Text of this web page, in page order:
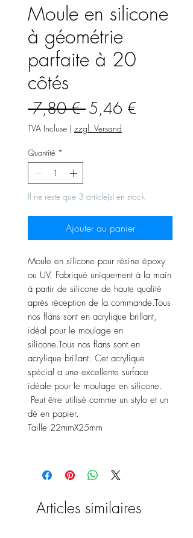
Moule en silicone
à géométrie
parfaite à 20
côtés
7,80 € Prix
original
5,46 €
TVA Incluse | zzgl. Versand
Quantité *
Il ne reste que 3 article(s) en stock
Ajouter au panier
Moule en silicone pour résine époxy
ou UV. Fabriqué uniquement à la main
à partir de silicone de haute qualité
après réception de la commande.Tous
nos flans sont en acrylique brillant,
idéal pour le moulage en
silicone.Tous nos flans sont en
acrylique brillant. Cet acrylique
spécial a une excellente surface
idéale pour le moulage en silicone.
Peut être utilisé comme un stylo et un
dé en papier.
Taille 22mmX25mm
Articles similaires